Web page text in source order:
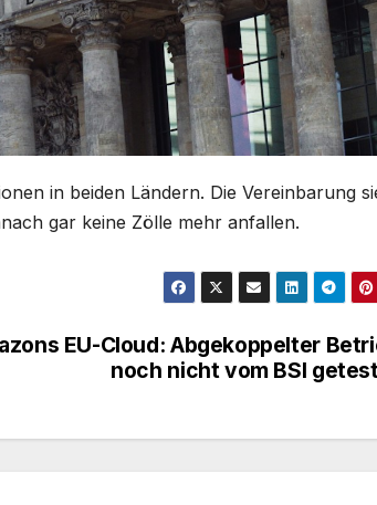
in beiden Ländern. Die Vereinbarung
gar keine Zölle mehr anfallen.
EU-Cloud: Abgekoppelter
noch nicht vom BSI